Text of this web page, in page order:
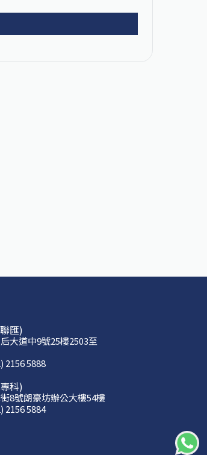
匯)
大道中9號25樓2503至
2156 5888
科)
8號朗豪坊辦公大樓54樓
2156 5884